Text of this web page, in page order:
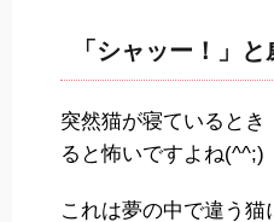
「シャッー！」
突然猫が寝ていると
ると怖いですよね(^^;)
これは夢の中で違う猫